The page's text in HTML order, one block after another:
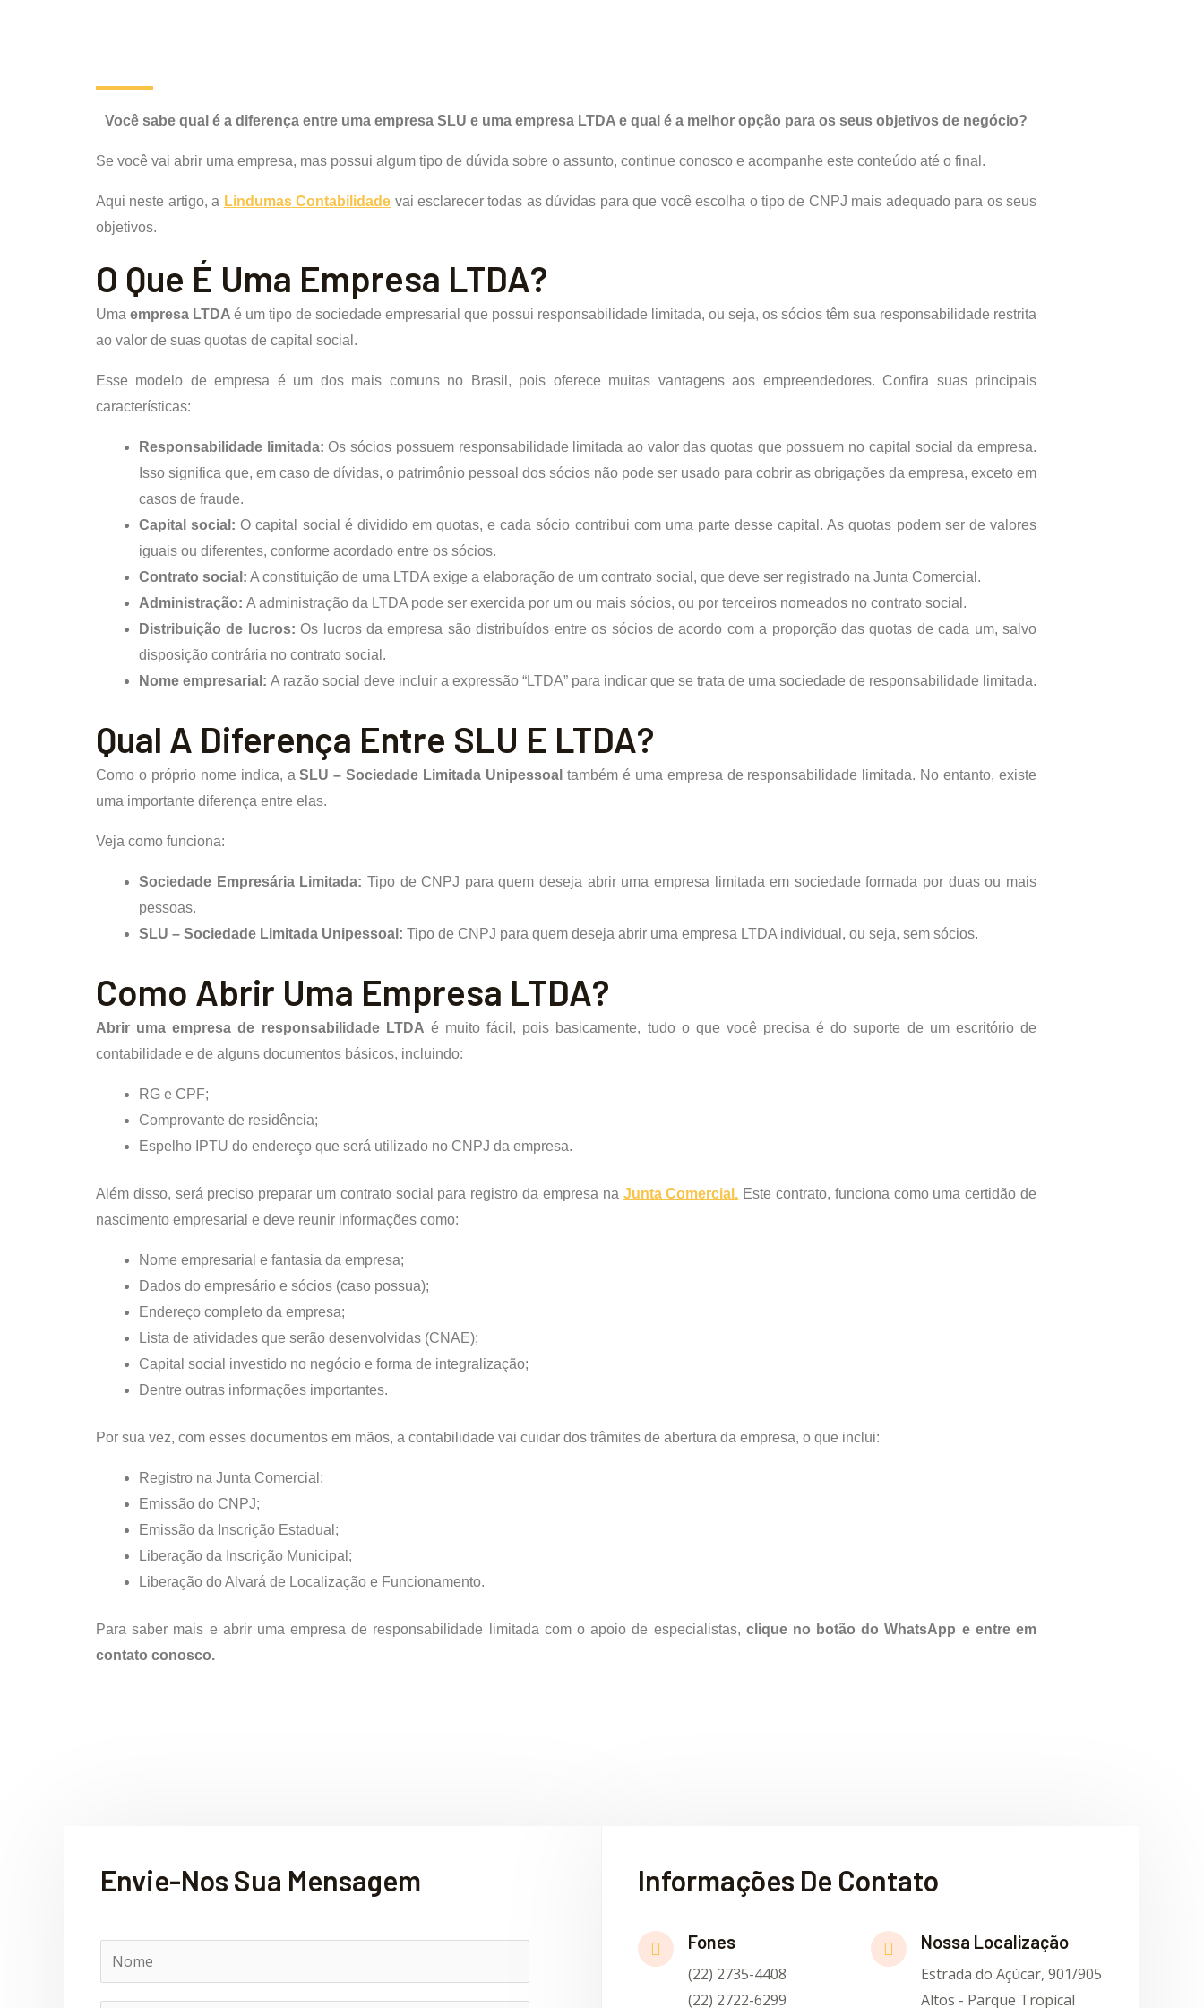
Você sabe qual é a diferença entre uma empresa SLU e uma empresa LTDA e qual é a melhor opção para os seus objetivos de negócio?
Se você vai abrir uma empresa, mas possui algum tipo de dúvida sobre o assunto, continue conosco e acompanhe este conteúdo até o final.
Aqui neste artigo, a LindumasContabilidade vai esclarecer todas as dúvidas para que você escolha o tipo de CNPJ mais adequado para os seus
objetivos.
O Que É Uma Empresa LTDA?
Uma empresa LTDA é um tipo de sociedade empresarial que possui responsabilidade limitada, ou seja, os sócios têm sua responsabilidade restrita
ao valor de suas quotas de capital social.
Esse modelo de empresa é um dos mais comuns no Brasil, pois oferece muitas vantagens aos empreendedores. Confira suas principais
características:
Responsabilidade limitada: Os sócios possuem responsabilidade limitada ao valor das quotas que possuem no capital social da empresa.
Isso significa que, em caso de dívidas, o patrimônio pessoal dos sócios não pode ser usado para cobrir as obrigações da empresa, exceto em
casos de fraude.
Capital social:O capital social é dividido em quotas, e cada sócio contribui com uma parte desse capital. As quotas podem ser de valores
iguais ou diferentes, conforme acordado entre os sócios.
Contrato social: A constituição de uma LTDA exige a elaboração de um contrato social, que deve ser registrado na Junta Comercial.
Administração: A administração da LTDA pode ser exercida por um ou mais sócios, ou por terceiros nomeados no contrato social.
Distribuição de lucros:Os lucros da empresa são distribuídos entre os sócios de acordo com a proporção das quotas de cada um, salvo
disposição contrária no contrato social.
Nome empresarial: A razão social deve incluir a expressão “LTDA” para indicar que se trata de uma sociedade de responsabilidade limitada.
Qual A Diferença Entre SLU E LTDA?
Como o próprio nome indica, aSLU – Sociedade Limitada Unipessoal também é uma empresa de responsabilidade limitada. No entanto, existe
uma importante diferença entre elas.
Veja como funciona:
Sociedade Empresária Limitada: Tipo de CNPJ para quem deseja abrir uma empresa limitada em sociedade formada por duas ou mais
pessoas.
SLU – Sociedade Limitada Unipessoal: Tipo de CNPJ para quem deseja abrir uma empresa LTDA individual, ou seja, sem sócios.
Como Abrir Uma Empresa LTDA?
Abrir uma empresa de responsabilidade LTDA é muito fácil, pois basicamente, tudo o que você precisa é do suporte de um escritório de
contabilidade e de alguns documentos básicos, incluindo:
RG e CPF;
Comprovante de residência;
Espelho IPTU do endereço que será utilizado no CNPJ da empresa.
Além disso, será preciso preparar um contrato social para registro da empresa na Junta Comercial. Este contrato, funciona como uma certidão de
nascimento empresarial e deve reunir informações como:
Nome empresarial e fantasia da empresa;
Dados do empresário e sócios (caso possua);
Endereço completo da empresa;
Lista de atividades que serão desenvolvidas (CNAE);
Capital social investido no negócio e forma de integralização;
Dentre outras informações importantes.
Por sua vez, com esses documentos em mãos, a contabilidade vai cuidar dos trâmites de abertura da empresa, o que inclui:
Registro na Junta Comercial;
Emissão do CNPJ;
Emissão da Inscrição Estadual;
Liberação da Inscrição Municipal;
Liberação do Alvará de Localização e Funcionamento.
Para saber mais e abrir uma empresa de responsabilidade limitada com o apoio de especialistas, clique no botão do WhatsApp e entre em
contato conosco.
Envie-Nos Sua Mensagem
o
m
Informações De Contato
Fones
(22) 2735-4408
(22) 2722-6299
Nossa Localização
Estrada do Açúcar, 901/905
Altos - Parque Tropical